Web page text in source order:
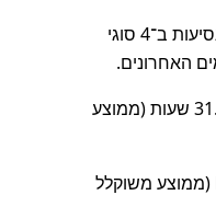
במסלול מהמבורג לקלן נרשמו נסיעות ב־4 סוגי
טווחי משך כוללים: 3.2 שעות–31.1 שעות (ממוצע
מחיר כוללים: 60–3816 ₪ (ממוצע משוקלל